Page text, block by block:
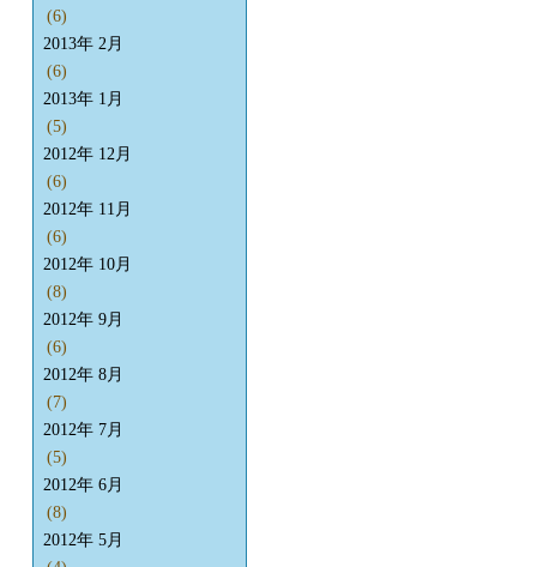
(6)
2013年 2月
(6)
2013年 1月
(5)
2012年 12月
(6)
2012年 11月
(6)
2012年 10月
(8)
2012年 9月
(6)
2012年 8月
(7)
2012年 7月
(5)
2012年 6月
(8)
2012年 5月